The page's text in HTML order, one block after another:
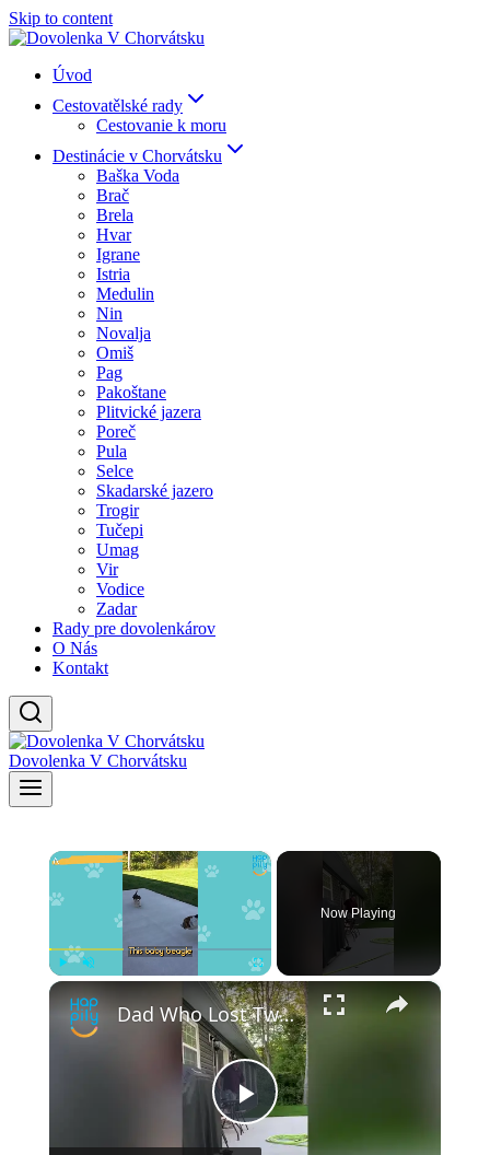
Skip to content
Úvod
Cestovatělské rady
Cestovanie k moru
Destinácie v Chorvátsku
Baška Voda
Brač
Brela
Hvar
Igrane
Istria
Medulin
Nin
Novalja
Omiš
Pag
Pakoštane
Plitvické jazera
Poreč
Pula
Selce
Skadarské jazero
Trogir
Tučepi
Umag
Vir
Vodice
Zadar
Rady pre dovolenkárov
O Nás
Kontakt
Dovolenka V Chorvátsku
×
Fullscreen
Now Playing
×
Play
Dad Who Lost Two Dogs Over Tough Few Years Surprised With Puppy | Happily TV